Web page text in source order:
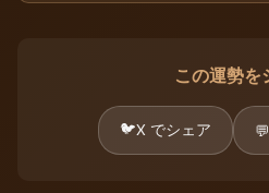
この運勢を
🐦X でシェア 💬